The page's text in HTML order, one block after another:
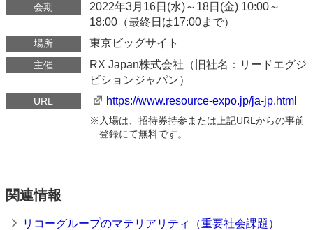
会期
2022年3月16日(水)～18日(金) 10:00～
18:00（最終日は17:00まで）
場所 東京ビッグサイト
主催
RX Japan株式会社（旧社名：リードエグジ
ビションジャパン）
URL https://www.resource-expo.jp/ja-jp.html
※ 入場は、招待券持参または上記URLからの事前
登録にて無料です。
関連情報
リコーグループのマテリアリティ（重要社会課題）